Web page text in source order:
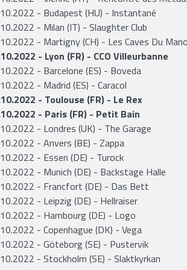
- Budapest (HU) - Instantané
- Milan (IT) - Slaughter Club
- Martigny (CH) - Les Caves Du
- Lyon (FR) - CCO Villeurbanne
- Barcelone (ES) - Boveda
- Madrid (ES) - Caracol
- Toulouse (FR) - Le Rex
- Paris (FR) - Petit Bain
- Londres (UK) - The Garage
- Anvers (BE) - Zappa
- Essen (DE) - Turock
- Munich (DE) - Backstage Halle
- Francfort (DE) - Das Bett
- Leipzig (DE) - Hellraiser
- Hambourg (DE) - Logo
- Copenhague (DK) - Vega
- Göteborg (SE) - Pustervik
- Stockholm (SE) - Slaktkyrkan